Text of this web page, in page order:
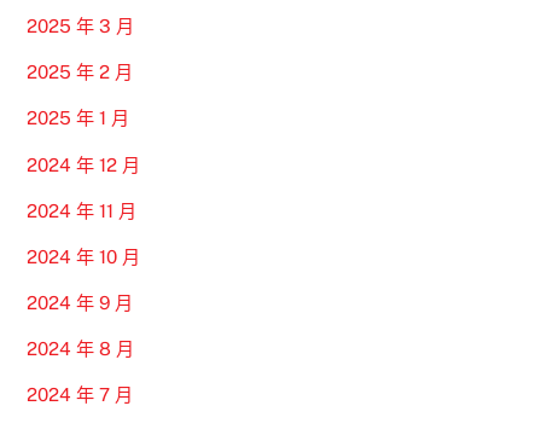
2025 年 3 月
2025 年 2 月
2025 年 1 月
2024 年 12 月
2024 年 11 月
2024 年 10 月
2024 年 9 月
2024 年 8 月
2024 年 7 月